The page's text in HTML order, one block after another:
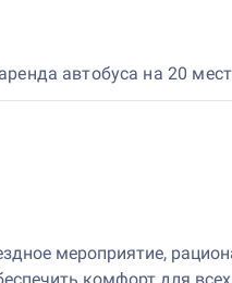
автобуса на 20
мероприятие,